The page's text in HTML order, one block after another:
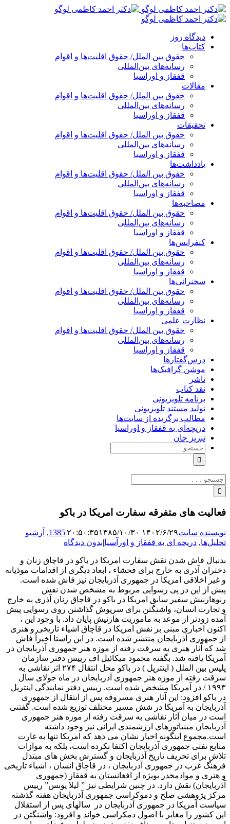
پرش
به
دیدگاه روز
کتاب‌ها
حقوق بین الملل/ حقوق اقلیت‌ها و اقوام
رسانه‌های بین‌المللی
قفقاز و اوراسیا
مقالات
حقوق بین الملل/ حقوق اقلیت‌ها و اقوام
رسانه‌های بین‌المللی
قفقاز و اوراسیا
تحقیقات
حقوق بین الملل/ حقوق اقلیت‌ها و اقوام
رسانه‌های بین‌المللی
قفقاز و اوراسیا
یادداشت‌ها
حقوق بین الملل/ حقوق اقلیت‌ها و اقوام
رسانه‌های بین‌المللی
قفقاز و اوراسیا
مصاحبه‌ها
حقوق بین الملل/ حقوق اقلیت‌ها و اقوام
رسانه‌های بین‌المللی
قفقاز و اوراسیا
کنفرانس‌ها
حقوق بین الملل/ حقوق اقلیت‌ها و اقوام
رسانه‌های بین‌المللی
قفقاز و اوراسیا
سخنرانی‌ها
حقوق بین الملل/ حقوق اقلیت‌ها و اقوام
رسانه‌های بین‌المللی
قفقاز و اوراسیا
نظارت علمی
حقوق بین الملل/ حقوق اقلیت‌ها و اقوام
رسانه‌های بین‌المللی
قفقاز و اوراسیا
درس‌گفتارها
موشن گرافیک‌ها
ناشر
نقد کتاب
برنامه‌ تلویزیونی
تولید مستند تلویزیونی
مطالب برگزیده از سایت‌ها
دریچه‌ای به قفقاز و اوراسیا
تبریزِ جان
جستجو
برای:
جستجو
برای:
فعالیت های متفرقه سفارت امریکا در باکو
نویسنده سایت۱۴۰۲/۶/۲۹ ۲۰:۵۰:۳۵ ۱۳۸۵/۱۰/۳۰ |
1385
, آرشیو
تحلیل‌ها, دریچه ای به قفقاز و اورآسیا|بدون دیدگاه
بدنبال فاش شدن نقش سفارت امریکا در باکو در قاچاق زنان و
دختران آذری به خارج برای فحشاء ، ابعاد دیگری از اقدامات موذیانه
و غیر اخلاقی امریکا در جمهوری آذربایجان نیز فاش شده است.
پیش از این در پی رسوایی مربوط به مشخص شدن نقش
رنوهارنیش سفیر سابق امریکا در باکو در قاچاق زنان آذری به خارج
و تجارت انسان، واشنگتن برای سرپوش گذاشتن روی رسوایی پیش
آمده زودتر از موعد به ماموریت هارنیش پایان داد. با وجود این ،
اکنون اخباری مبنی بر نقش امریکا در قاچاق اشیاء تاریخی و هنری
از جمهوری آذربایجان منتشر شده است. در این راستا اخیراٌ فاش
شد که آثار هنری به سرقت رفته از موزه هنر جمهوری آذربایجان در
آمریکا یافته شد. بگفته محمود میکائیل اف رییس دفتر سازمان
پلیس بین الملل ( اینترپل ) در باکو محل انتقال ۲۷۴ اثر نقاشی به
سرقت رفته از موزه هنر جمهوری آذربایجان در ماه جولای سال
۱۹۹۳ / در آمریکا مشخص شده است. رییس دفتر نمایندگی اینترپل
در باکو افزود: این آثار هنری مسروقه پس از انتقال از جمهوری
آذربایجان به آمریکا در شش مسیر مختلف توزیع شده است. گفتنی
است در میان آثار نقاشی به سرقت رفته از موزه هنر جمهوری
آذربایجان مینیاتورهای ارزشمندی ایرانی نیز وجود داشته
است.مجموع اینگونه اخبار نشان می دهد که امریکا تنها به غارت
منابع نفتی جمهوری آذربایجان اکتفا نکرده است، بلکه به موازات
تلاش برای تحریف تاریخ آذربایجان و گسترش بخش های مبتذل
فرهنگ غرب در جمهوری آذربایجان ، در قاچاق انسان ، اشیاء تاریخی
و هنری و موادمخدر بویژه از افغانستان به قفقاز (جمهوری
آذربایجان) نقش دارد. در چنین شرایطی نیز ” لیلا یونس” رییس
مرکز پژوهشی صلح و دموکراسی جمهوری آذربایجان هفته گذشته
سیاست آمریکا در جمهوری آذربایجان در ‪ ‬سالهای پس از استقلال
این کشور را مغایر با اصول دمکراسی خواند و افزود: واشنگتن در